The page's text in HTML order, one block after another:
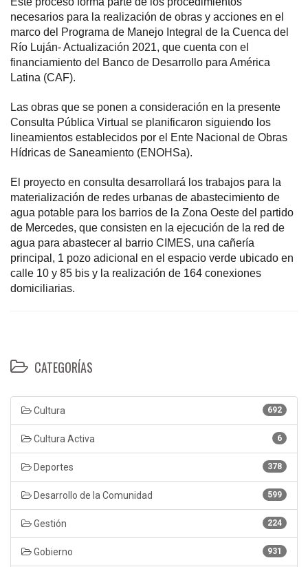
necesarios para la realización de obras y acciones en el
marco del Programa de Manejo Integral de la Cuenca del
Río Luján- Actualización 2021, que cuenta con el
financiamiento del Banco de Desarrollo para América
Latina (CAF).
Las obras que se ponen a consideración en la presente
Consulta Pública Virtual se planificaron siguiendo los
lineamientos establecidos por el Ente Nacional de Obras
Hídricas de Saneamiento (ENOHSa).
El proyecto en consulta desarrollará los trabajos para la
materialización de redes urbanas de abastecimiento de
agua potable para los barrios de la Zona Oeste del partido
de Mercedes, que consisten en la ejecución de la red de
agua para abastecer al barrio CIMES, una cañería
principal, 1 pozo adicional en el espacio verde ubicado en
calle 10 y 85 bis y la realización de 164 conexiones
domiciliarias.
CATEGORÍAS
692
Cultura
6
Cultura Activa
378
Deportes
599
Desarrollo de la Comunidad
224
Gestión
931
Gobierno